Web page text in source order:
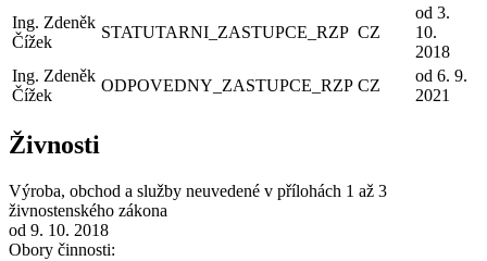
Ing. Zdeněk
Čížek
STATUTARNI_ZASTUPCE_RZP CZ
od 3.
10.
2018
Ing. Zdeněk
Čížek
ODPOVEDNY_ZASTUPCE_RZP CZ
od 6. 9.
2021
Živnosti
Výroba, obchod a služby neuvedené v přílohách 1 až 3
živnostenského zákona
od 9. 10. 2018
Obory činnosti: